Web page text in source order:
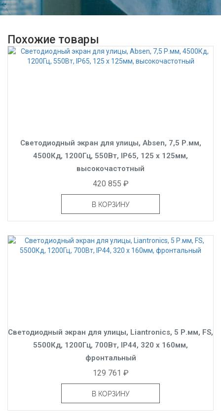
Похожие товары
Светодиодный экран для улицы, Absen, 7,5 Р.мм,
4500Кд, 1200Гц, 550Вт, IP65, 125 x 125мм,
высокочастотный
420 855 ₽
В КОРЗИНУ
Светодиодный экран для улицы, Liantronics, 5 Р.мм, FS,
5500Кд, 1200Гц, 700Вт, IP44, 320 x 160мм,
фронтальный
129 761 ₽
В КОРЗИНУ